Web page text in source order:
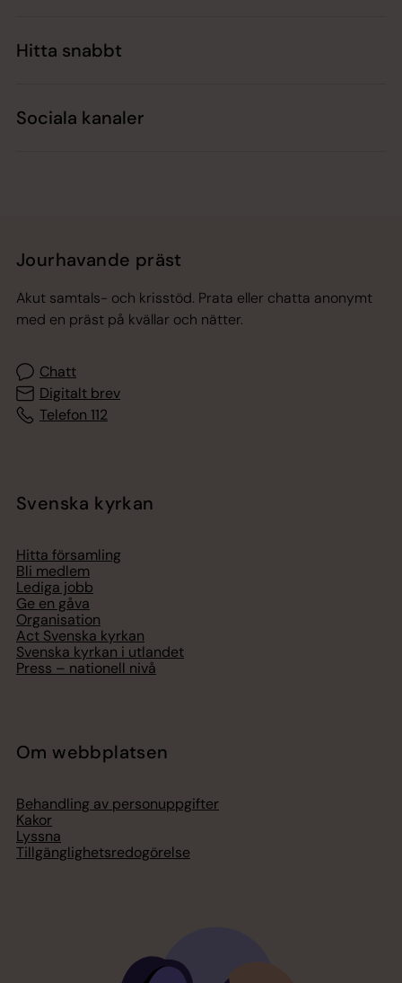
Hitta snabbt
Sociala kanaler
Jourhavande präst
Akut samtals- och krisstöd. Prata eller chatta anonymt
med en präst på kvällar och nätter.
Chatt
Digitalt brev
Telefon 112
Svenska kyrkan
Hitta församling
Bli medlem
Lediga jobb
Ge en gåva
Organisation
Act Svenska kyrkan
Svenska kyrkan i utlandet
Press – nationell nivå
Om webbplatsen
Behandling av personuppgifter
Kakor
Lyssna
Tillgänglighetsredogörelse